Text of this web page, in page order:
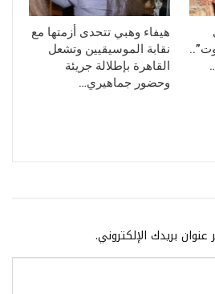
هيفاء وهبي تتحدى أزمتها مع
نقابة الموسيقيين وتشعل
القاهرة بإطلالة جريئة
وحضور جماهيري…
بريدك الإلكتروني.